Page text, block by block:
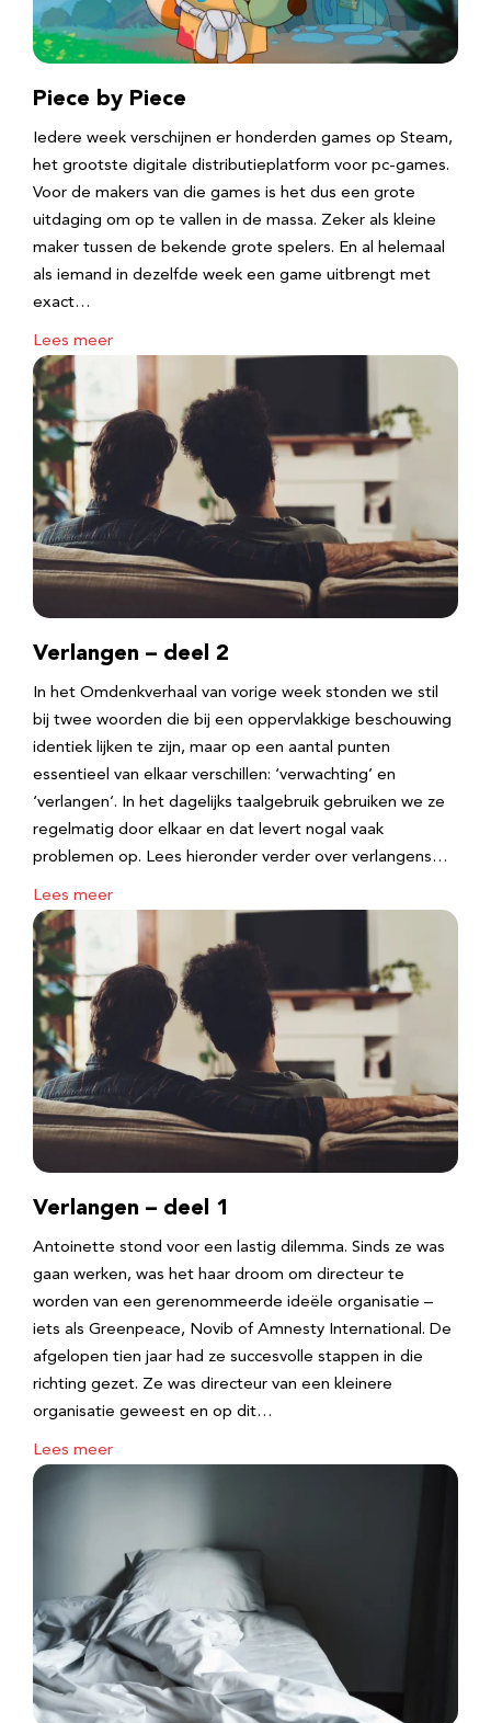
Piece by Piece
Iedere week verschijnen er honderden games op Steam,
het grootste digitale distributieplatform voor pc-games.
Voor de makers van die games is het dus een grote
uitdaging om op te vallen in de massa. Zeker als kleine
maker tussen de bekende grote spelers. En al helemaal
als iemand in dezelfde week een game uitbrengt met
exact…
Lees meer
Verlangen – deel 2
In het Omdenkverhaal van vorige week stonden we stil
bij twee woorden die bij een oppervlakkige beschouwing
identiek lijken te zijn, maar op een aantal punten
essentieel van elkaar verschillen: ‘verwachting’ en
‘verlangen’. In het dagelijks taalgebruik gebruiken we ze
regelmatig door elkaar en dat levert nogal vaak
problemen op. Lees hieronder verder over verlangens…
Lees meer
Verlangen – deel 1
Antoinette stond voor een lastig dilemma. Sinds ze was
gaan werken, was het haar droom om directeur te
worden van een gerenommeerde ideële organisatie –
iets als Greenpeace, Novib of Amnesty International. De
afgelopen tien jaar had ze succesvolle stappen in die
richting gezet. Ze was directeur van een kleinere
organisatie geweest en op dit…
Lees meer